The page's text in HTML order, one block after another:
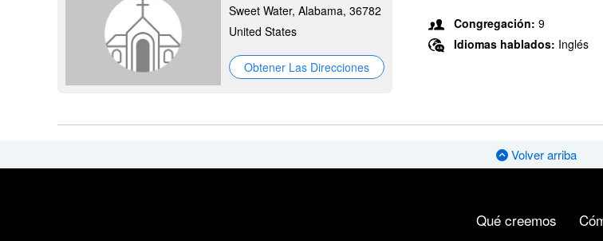
Sweet Water, Alabama, 36782
United States
Obtener Las Direcciones
Congregación: 9
Idiomas hablados: Inglés
Volver arriba
Qué creemos